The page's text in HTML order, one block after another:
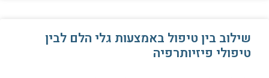
שילוב בין טיפול באמצעות גלי הלם לבין
טיפולי פיזיותרפיה